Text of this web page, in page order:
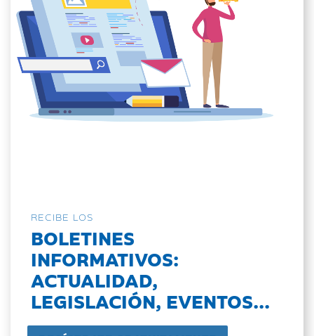
RECIBE LOS
BOLETINES
INFORMATIVOS:
ACTUALIDAD,
LEGISLACIÓN, EVENTOS...